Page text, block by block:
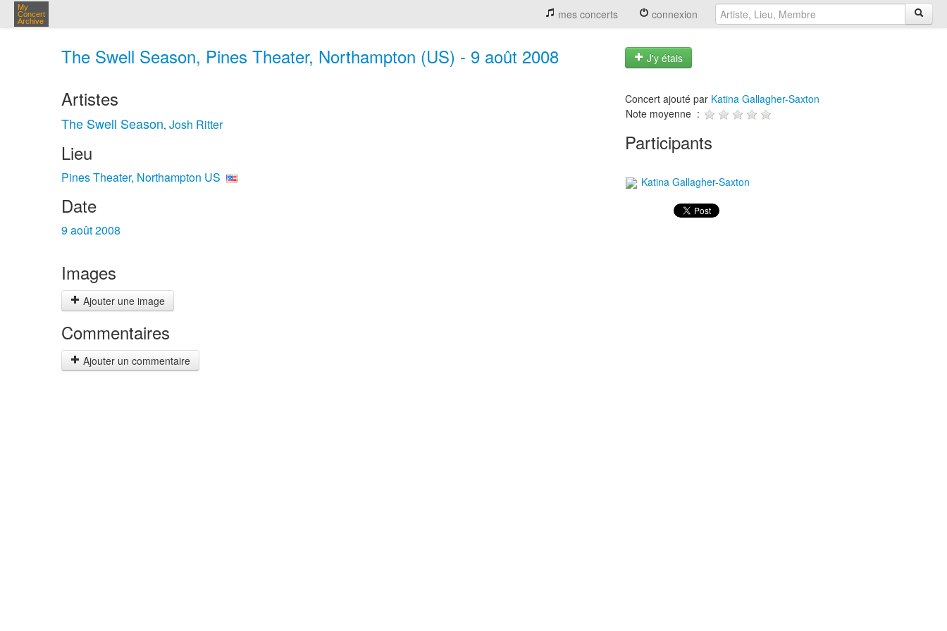
My
Concert
Archive
mes concerts connexion
The Swell Season, Pines Theater, Northampton (US) - 9 août 2008 J'y étais
Artistes
The Swell Season, Josh Ritter
Lieu
Pines Theater, Northampton US
Date
9 août 2008
Images
Ajouter une image
Commentaires
Ajouter un commentaire
Concert ajouté par Katina Gallagher-Saxton
Note moyenne :
Participants
Katina Gallagher-Saxton